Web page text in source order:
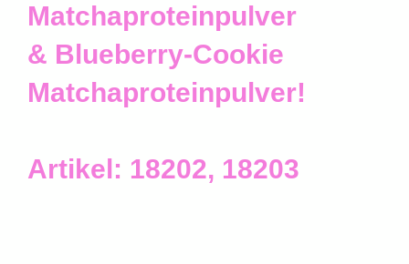
Matchaproteinpulver
& Blueberry-Cookie
Matchaproteinpulver!
Artikel: 18202, 18203